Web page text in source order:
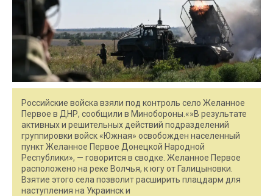
Российские войска взяли под контроль село Желанное
Первое в ДНР, сообщили в Минобороны.«»В результате
активных и решительных действий подразделений
группировки войск «Южная» освобожден населенный
пункт Желанное Первое Донецкой Народной
Республики», — говорится в сводке. Желанное Первое
расположено на реке Волчья, к югу от Галицыновки.
Взятие этого села позволит расширить плацдарм для
наступления на Украинск и